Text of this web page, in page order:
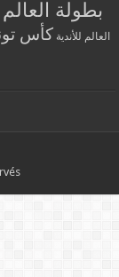
بطولة العالم
العالم للأندية كأس